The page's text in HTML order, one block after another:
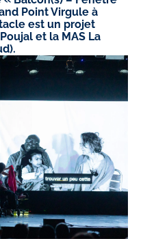
Point Virgule à
est un projet
et la MAS La